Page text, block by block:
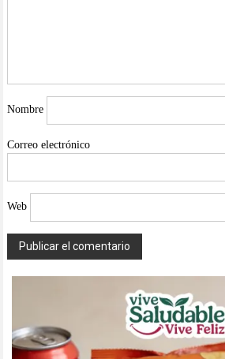
Nombre
Correo electrónico
Web